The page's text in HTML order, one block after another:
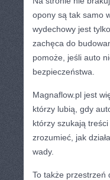
opony są tak samo
wydechowy jest
zachęca do
pomoże, jeśli auto
bezpieczeństwa.
Magnaflow.pl jest
którzy lubią, gdy
którzy szukają
zrozumieć, jak
wady.
To także przestrzeń